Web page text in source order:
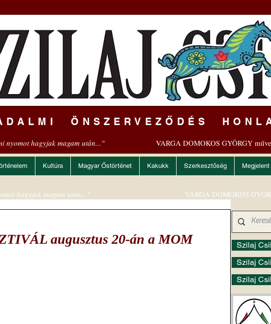
ÖNSZERVEZŐDÉS
nyomot hagyjak magam után..." VARGA DOMOKOS GYÖRGY
Kultúra Magyar Őstörténet Kakukk Szerkesztőség
augusztus 20-án a MOM
Szilaj
Szilaj
Szilaj
hagyjak magam után..." VARGA DOMOKOS